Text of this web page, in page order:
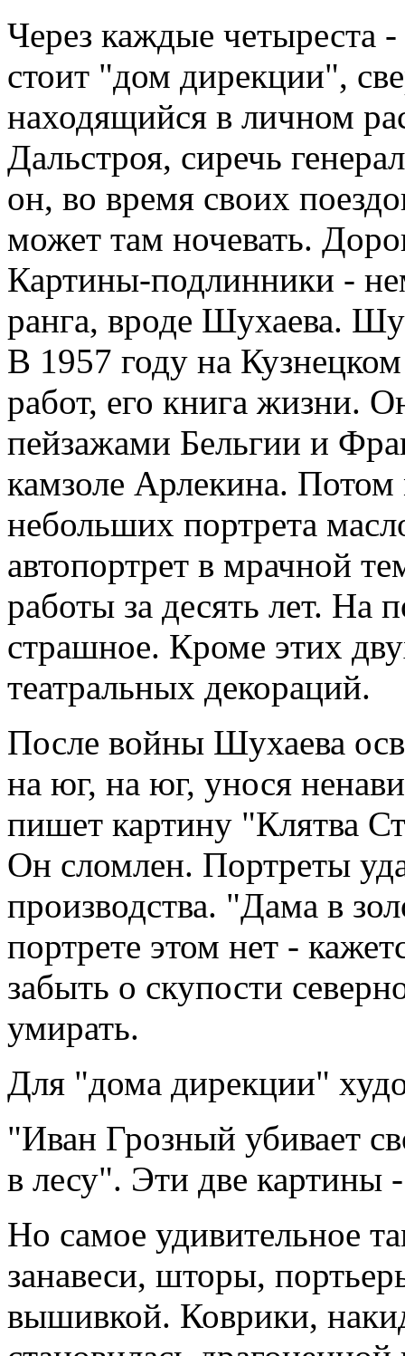
Через каждые четыреста -
стоит "дом дирекции",
находящийся в личном
Дальстроя, сиречь
он, во время своих
может там ночевать.
Картины-подлинники -
ранга, вроде Шухаева.
В 1957 году на
работ, его книга жизни.
пейзажами Бельгии и
камзоле Арлекина. Потом
небольших портрета
автопортрет в мрачной
работы за десять лет. На
страшное. Кроме этих
театральных декораций.
После войны Шухаева
на юг, на юг, унося
пишет картину "Клятва
Он сломлен. Портреты
производства. "Дама в
портрете этом нет -
забыть о скупости
умирать.
Для "дома дирекции"
"Иван Грозный убивает
в лесу". Эти две картины
Но самое удивительное
занавеси, шторы,
вышивкой. Коврики,